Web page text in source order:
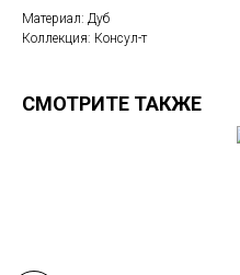
Материал: Дуб
Коллекция: Консул-т
СМОТРИТЕ ТАКЖЕ